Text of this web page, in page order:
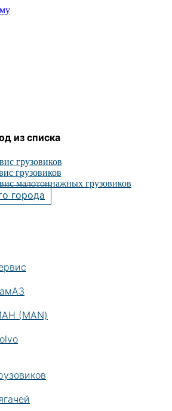
из списка
грузовиков
грузовиков
малотоннажных грузовиков
города
(MAN)